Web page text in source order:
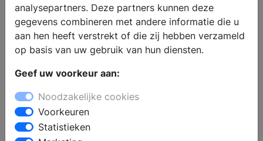
analysepartners. Deze partners kunnen deze
gegevens combineren met andere informatie die u
aan hen heeft verstrekt of die zij hebben verzameld
op basis van uw gebruik van hun diensten.
Geef uw voorkeur aan:
Noodzakelijke cookies
Voorkeuren
Statistieken